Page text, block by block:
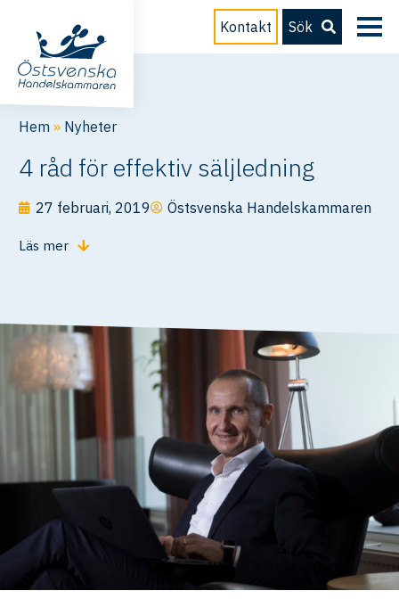
Kontakt Sök
Hem » Nyheter
4 råd för effektiv säljledning
27 februari, 2019 Östsvenska Handelskammaren
Läs mer